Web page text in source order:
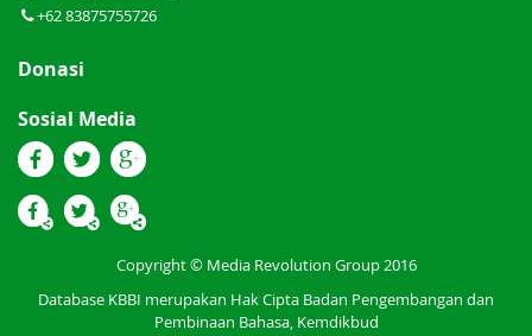
+62 83875755726
Donasi
Sosial Media
Copyright © Media Revolution Group 2016
Database KBBI merupakan Hak Cipta Badan Pengembangan dan
Pembinaan Bahasa, Kemdikbud